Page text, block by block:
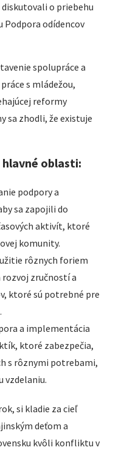
diskutovali o priebehu
odídencov
spolupráce a
s mládežou,
reformy
sa zhodli, že existuje
oblasti:
podpory a
sa zapojili do
aktivít, ktoré
komunity.
rôznych foriem
zručností a
ktoré sú potrebné pre
a implementácia
ktoré zabezpečia,
s rôznymi potrebami,
vzdelaniu.
si kladie za cieľ
deťom a
kvôli konfliktu v